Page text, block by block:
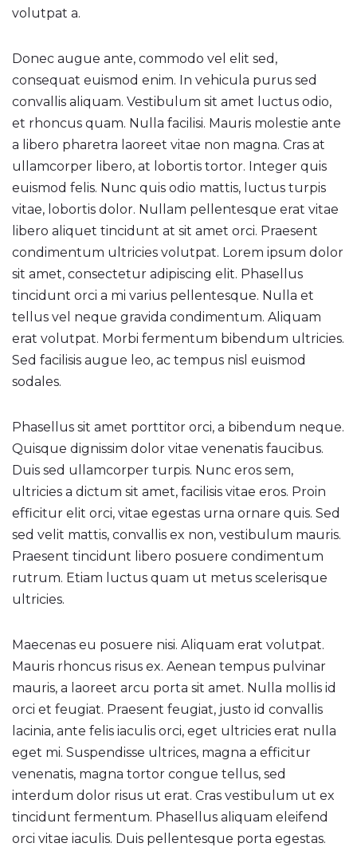
volutpat a.
Donec augue ante, commodo vel elit sed,
consequat euismod enim. In vehicula purus sed
convallis aliquam. Vestibulum sit amet luctus odio,
et rhoncus quam. Nulla facilisi. Mauris molestie ante
a libero pharetra laoreet vitae non magna. Cras at
ullamcorper libero, at lobortis tortor. Integer quis
euismod felis. Nunc quis odio mattis, luctus turpis
vitae, lobortis dolor. Nullam pellentesque erat vitae
libero aliquet tincidunt at sit amet orci. Praesent
condimentum ultricies volutpat. Lorem ipsum dolor
sit amet, consectetur adipiscing elit. Phasellus
tincidunt orci a mi varius pellentesque. Nulla et
tellus vel neque gravida condimentum. Aliquam
erat volutpat. Morbi fermentum bibendum ultricies.
Sed facilisis augue leo, ac tempus nisl euismod
sodales.
Phasellus sit amet porttitor orci, a bibendum neque.
Quisque dignissim dolor vitae venenatis faucibus.
Duis sed ullamcorper turpis. Nunc eros sem,
ultricies a dictum sit amet, facilisis vitae eros. Proin
efficitur elit orci, vitae egestas urna ornare quis. Sed
sed velit mattis, convallis ex non, vestibulum mauris.
Praesent tincidunt libero posuere condimentum
rutrum. Etiam luctus quam ut metus scelerisque
ultricies.
Maecenas eu posuere nisi. Aliquam erat volutpat.
Mauris rhoncus risus ex. Aenean tempus pulvinar
mauris, a laoreet arcu porta sit amet. Nulla mollis id
orci et feugiat. Praesent feugiat, justo id convallis
lacinia, ante felis iaculis orci, eget ultricies erat nulla
eget mi. Suspendisse ultrices, magna a efficitur
venenatis, magna tortor congue tellus, sed
interdum dolor risus ut erat. Cras vestibulum ut ex
tincidunt fermentum. Phasellus aliquam eleifend
orci vitae iaculis. Duis pellentesque porta egestas.